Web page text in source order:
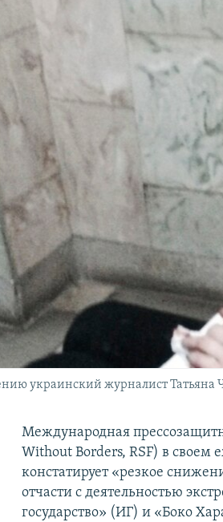
украинский журналист Татьяна
Международная
Without Borders, RSF) в своем
констатирует «резкое
отчасти с деятельностью
государство» (ИГ) и «Боко